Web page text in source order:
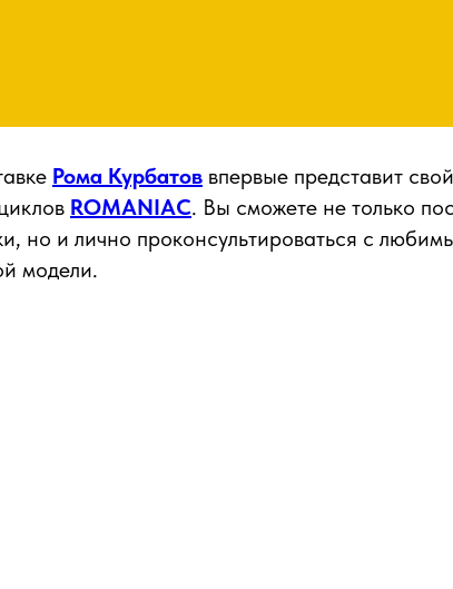
Рома Курбатов впервые представит
ROMANIAC. Вы сможете не только
но и лично проконсультироваться с
модели.